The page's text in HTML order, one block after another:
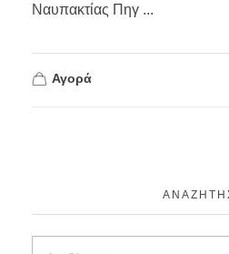
Ναυπακτίας Πηγ ...
Αγορά